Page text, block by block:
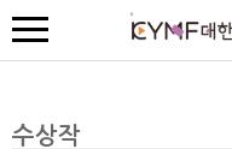
수상작